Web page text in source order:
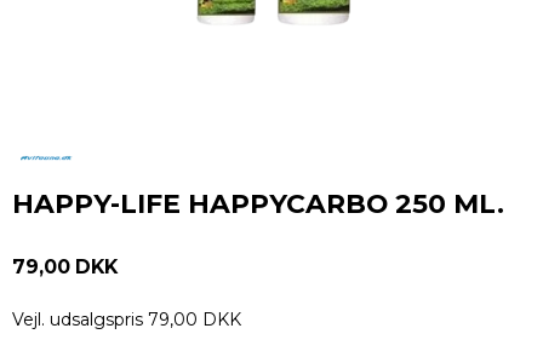
HAPPY-LIFE HAPPYCARBO 250 ML.
79,00 DKK
Vejl. udsalgspris 79,00 DKK